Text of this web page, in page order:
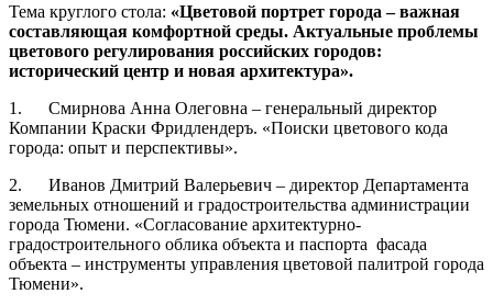
Тема круглого стола: «Цветовой портрет города – важная
составляющая комфортной среды. Актуальные проблемы
цветового регулирования российских городов:
исторический центр и новая архитектура».
1. Смирнова Анна Олеговна – генеральный директор
Компании Краски Фридлендеръ. «Поиски цветового кода
города: опыт и перспективы».
2. Иванов Дмитрий Валерьевич – директор Департамента
земельных отношений и градостроительства администрации
города Тюмени. «Согласование архитектурно-
градостроительного облика объекта и паспорта фасада
объекта – инструменты управления цветовой палитрой города
Тюмени».